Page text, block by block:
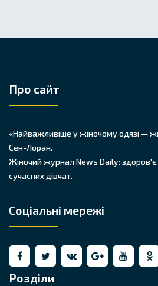
Про сайт
«Найважливіше у жіночому одязі —
Сен-Лоран.
Жіночий журнал News Daily:
сучасних дівчат.
Соціальні мережі
Розділи